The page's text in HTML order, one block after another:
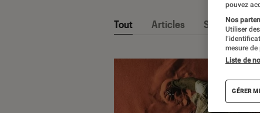
Tout Articles Sélections
pouvez
Nos
Utiliser
mesure
Liste de
GÉRER